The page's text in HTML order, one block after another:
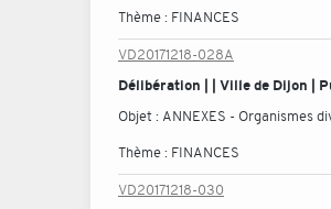
Thème : FINANCES
VD20171218-028A
Délibération | | Ville de Dijon |
Objet : ANNEXES - Organismes
Thème : FINANCES
VD20171218-030